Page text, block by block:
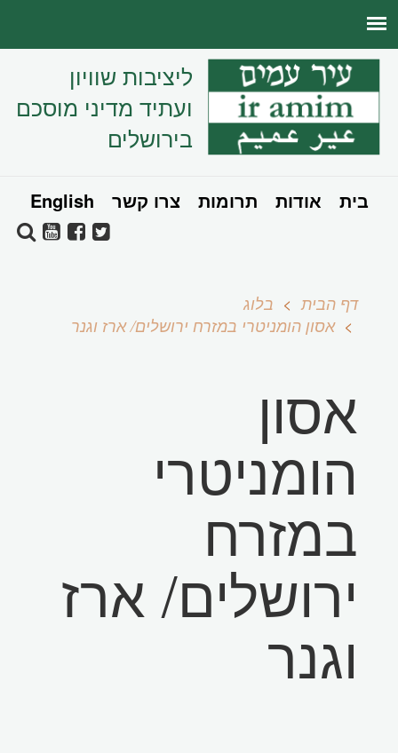
ליציבות שוויון
ועתיד מדיני מוסכם
בירושלים
בית אודות תרומות צרו קשר English
דף הבית
בלוג
אסון הומניטרי במזרח ירושלים/ ארז וגנר
אסון
הומניטרי
במזרח
ירושלים/ ארז
וגנר